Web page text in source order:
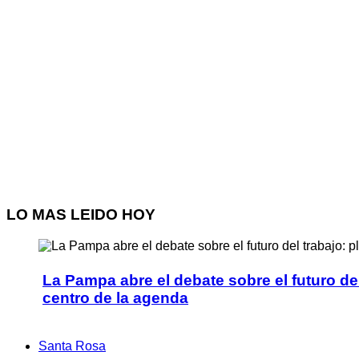
LO MAS LEIDO HOY
La Pampa abre el debate sobre el futuro
centro de la agenda
Santa Rosa